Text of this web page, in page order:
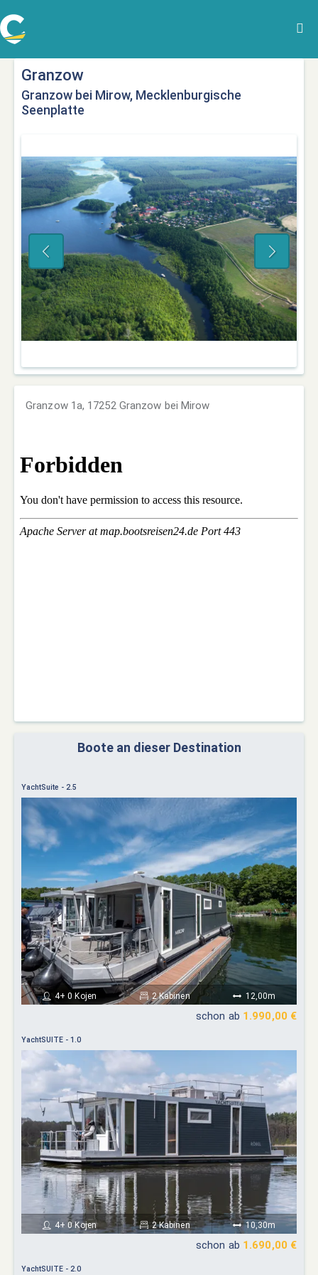
Granzow
Granzow bei Mirow, Mecklenburgische
Seenplatte
Granzow 1a, 17252 Granzow bei Mirow
Boote an dieser Destination
YachtSuite - 2.5
4+ 0 Kojen 2 Kabinen 12,00m
schon ab 1.990,00 €
YachtSUITE - 1.0
4+ 0 Kojen 2 Kabinen 10,30m
schon ab 1.690,00 €
YachtSUITE - 2.0